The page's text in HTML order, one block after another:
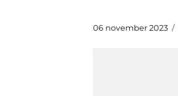
06 november 2023